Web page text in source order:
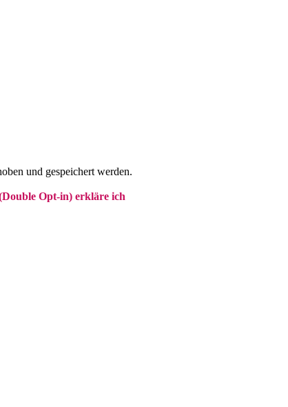
und gespeichert werden.
Opt-in) erkläre ich